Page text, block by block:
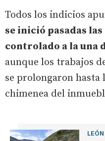
Todos los indicios
se inició pasadas
controlado a la una
aunque los trabajos
se prolongaron hasta
chimenea del
LEÓN